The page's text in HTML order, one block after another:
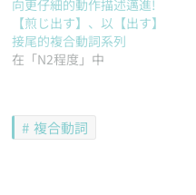
向更仔細的動作描述邁進!
【煎じ出す】、以【出す】
接尾的複合動詞系列
在「N2程度」中
複合動詞